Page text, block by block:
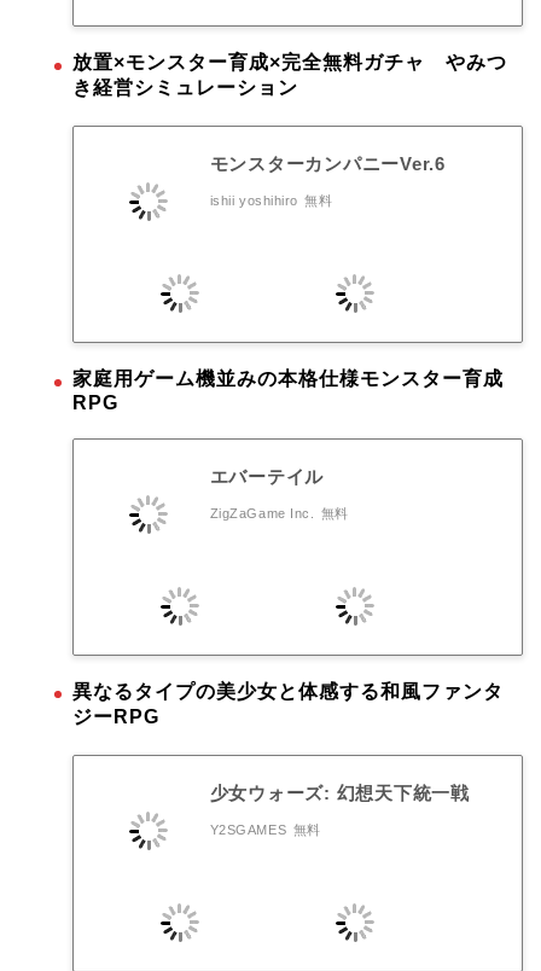
放置×モンスター育成×完全無料ガチャ やみつ
き経営シミュレーション
モンスターカンパニーVer.6
ishii yoshihiro 無料
家庭用ゲーム機並みの本格仕様モンスター育成
RPG
エバーテイル
ZigZaGame Inc. 無料
異なるタイプの美少女と体感する和風ファンタ
ジーRPG
少女ウォーズ: 幻想天下統一戦
Y2SGAMES 無料